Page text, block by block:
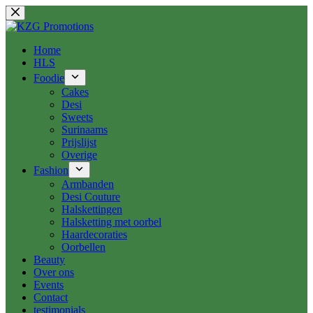
Ga
naar
inhoudHome
HLS
Foodie
Cakes
Desi
Sweets
Surinaams
Prijslijst
Overige
Fashion
Armbanden
Desi Couture
Halskettingen
Halsketting met oorbel
Haardecoraties
Oorbellen
Beauty
Over ons
Events
Contact
testimonials